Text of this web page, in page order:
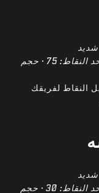
وقت المباراة: 10 دقائق · حد النقاط: 75 · حجم
النقاط لفريقك
وقت المباراة: 10 دقائق · حد النقاط: 30 · حجم